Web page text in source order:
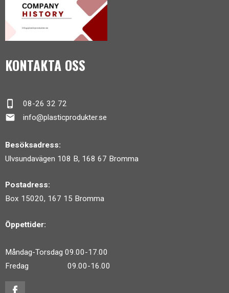
KONTAKTA OSS
phone_iphone 08-26 32 72
mail info@plasticprodukter.se
Besöksadress:
Ulvsundavägen 108 B, 168 67 Bromma
Postadress:
Box 15020, 167 15 Bromma
Öppettider:
Måndag-Torsdag 09.00-17.00
Fredag 09.00-16.00